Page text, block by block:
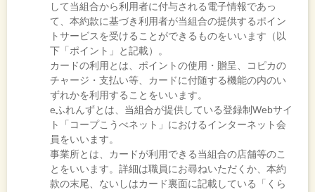
して当組合から利用者に付与される電子情報であっ
て、本約款に基づき利用者が当組合の提供するポイン
トサービスを受けることができるものをいいます（以
下「ポイント」と記載）。
カードの利用とは、ポイントの使用・贈呈、コピカの
チャージ・支払い等、カードに付随する機能の内のい
ずれかを利用することをいいます。
eふれんずとは、当組合が提供している登録制Webサイ
ト「コープこうべネット」におけるインターネット会
員をいいます。
事業所とは、カードが利用できる当組合の店舗等のこ
とをいいます。詳細は職員にお尋ねいただくか、本約
款の末尾、ないしはカード裏面に記載している「くら